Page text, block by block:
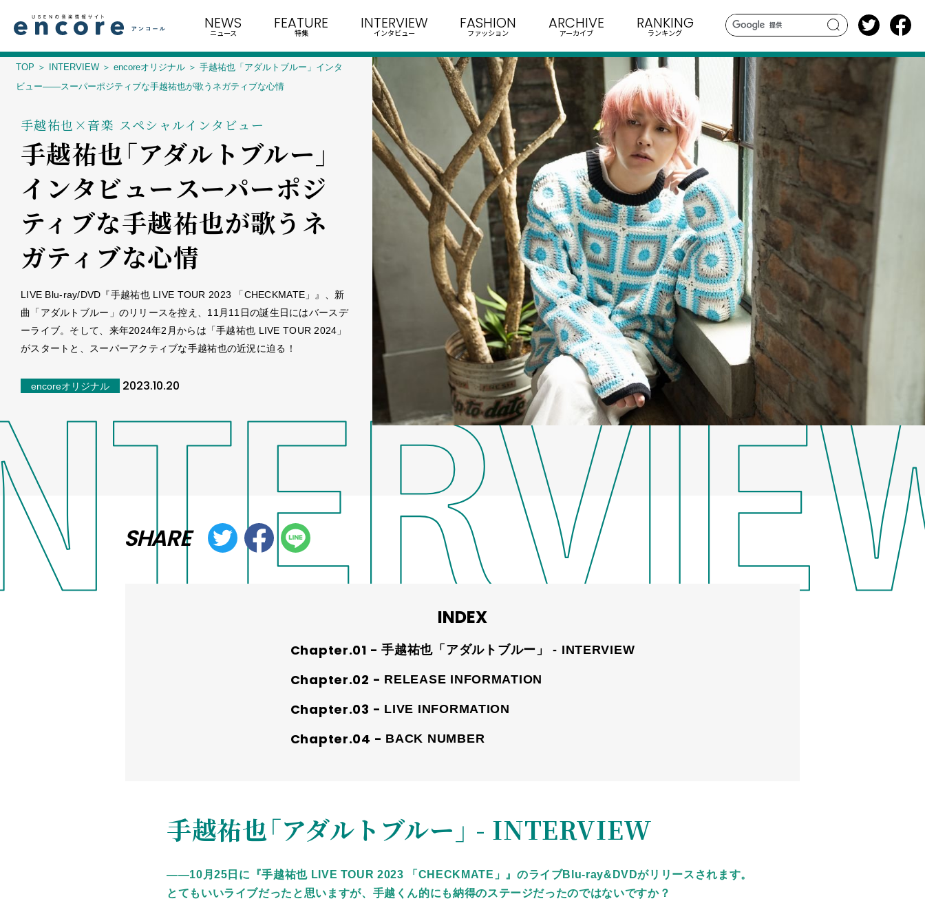
search
NEWS
ニュース
FEATURE
特集
INTERVIEW
インタビュー
FASHION
ファッション
ARCHIVE
アーカイブ
RANKING
ランキング
TOP INTERVIEW encoreオリジナル
手越祐也「アダルトブルー」インタ
ビュー――スーパーポジティブな手越祐也が歌うネガティブな心情
手越祐也×音楽 スペシャルインタビュー
手越祐也「アダルトブルー」
インタビュー――スーパーポジ
ティブな手越祐也が歌うネ
ガティブな心情
LIVE Blu-ray/DVD『手越祐也 LIVE TOUR 2023 「CHECKMATE」』、新
曲「アダルトブルー」のリリースを控え、11月11日の誕生日にはバースデ
ーライブ。そして、来年2024年2月からは「手越祐也 LIVE TOUR 2024」
がスタートと、スーパーアクティブな手越祐也の近況に迫る！
encoreオリジナル 2023.10.20
SHARE
INDEX
手越祐也「アダルトブルー」 - INTERVIEW
RELEASE INFORMATION
LIVE INFORMATION
BACK NUMBER
手越祐也「アダルトブルー」 - INTERVIEW
――10月25日に『手越祐也 LIVE TOUR 2023 「CHECKMATE」』のライブBlu-ray&DVDがリリースされます。
とてもいいライブだったと思いますが、手越くん的にも納得のステージだったのではないですか？